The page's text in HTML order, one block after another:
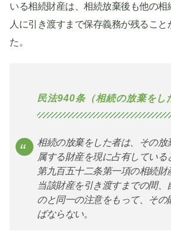
いる相続財産は、相続放棄後も他の相
人に引き渡すまで保存義務が残ること
た。
民法940条（相続の放棄をし
相続の放棄をした者は、その放
属する財産を現に占有してい
第九百五十二条第一項の相続財
当該財産を引き渡すまでの間、
のと同一の注意をもって、その
ばならない。